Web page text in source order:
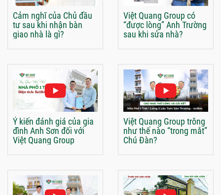
Cảm nghĩ của Chủ đầu
tư sau khi nhận bàn
giao nhà là gì?
Việt Quang Group có
“được lòng” Anh Trường
sau khi sửa nhà?
Ý kiến đánh giá của gia
đình Anh Sơn đối với
Việt Quang Group
Việt Quang Group trông
như thế nào “trong mắt”
Chú Đàn?